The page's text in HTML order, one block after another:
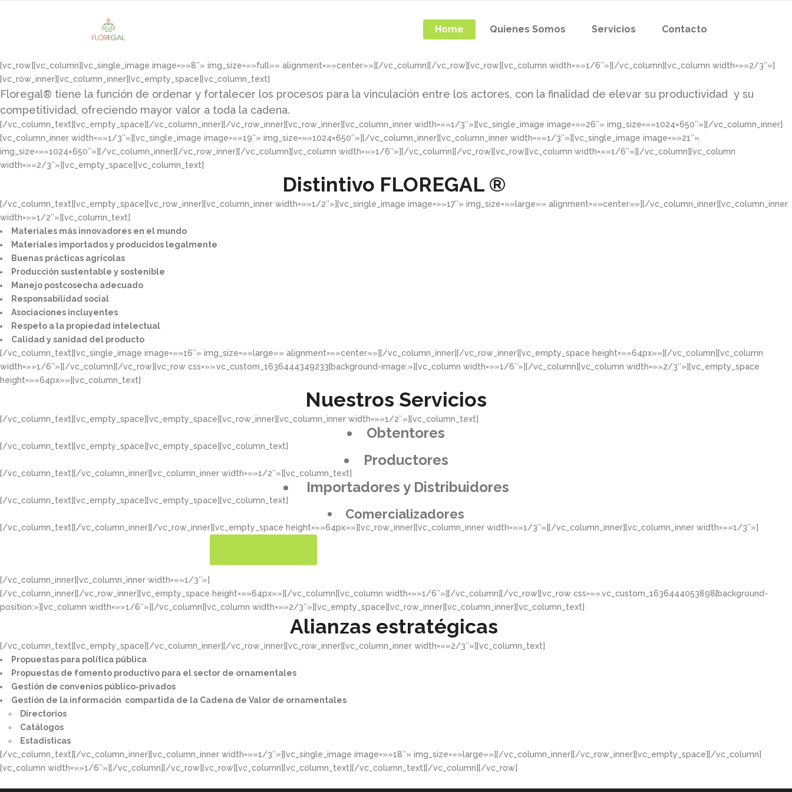
Home Quienes Somos Servicios Contacto
[vc_row][vc_column][vc_single_image image=»»8″» img_size=»»full»» alignment=»»center»»][/vc_column][/vc_row][vc_row][vc_column width=»»1/6″»][/vc_column][vc_column width=»»2/3″»]
[vc_row_inner][vc_column_inner][vc_empty_space][vc_column_text]
Floregal® tiene la función de ordenar y fortalecer los procesos para la vinculación entre los actores, con la finalidad de elevar su productividad y su
competitividad, ofreciendo mayor valor a toda la cadena.
[/vc_column_text][vc_empty_space][/vc_column_inner][/vc_row_inner][vc_row_inner][vc_column_inner width=»»1/3″»][vc_single_image image=»»26″» img_size=»»1024×650″»][/vc_column_inner]
[vc_column_inner width=»»1/3″»][vc_single_image image=»»19″» img_size=»»1024×650″»][/vc_column_inner][vc_column_inner width=»»1/3″»][vc_single_image image=»»21″»
img_size=»»1024×650″»][/vc_column_inner][/vc_row_inner][/vc_column][vc_column width=»»1/6″»][/vc_column][/vc_row][vc_row][vc_column width=»»1/6″»][/vc_column][vc_column
width=»»2/3″»][vc_empty_space][vc_column_text]
Distintivo FLOREGAL ®
[/vc_column_text][vc_empty_space][vc_row_inner][vc_column_inner width=»»1/2″»][vc_single_image image=»»17″» img_size=»»large»» alignment=»»center»»][/vc_column_inner][vc_column_inner
width=»»1/2″»][vc_column_text]
Materiales más innovadores en el mundo​
Materiales importados y producidos legalmente​
Buenas prácticas agrícolas​
Producción sustentable y sostenible​
Manejo postcosecha adecuado​
Responsabilidad social​
Asociaciones incluyentes​
Respeto a la propiedad intelectual​​
Calidad y sanidad del producto​
[/vc_column_text][vc_single_image image=»»16″» img_size=»»large»» alignment=»»center»»][/vc_column_inner][/vc_row_inner][vc_empty_space height=»»64px»»][/vc_column][vc_column
width=»»1/6″»][/vc_column][/vc_row][vc_row css=»».vc_custom_1636444349233{background-image:»][vc_column width=»»1/6″»][/vc_column][vc_column width=»»2/3″»][vc_empty_space
height=»»64px»»][vc_column_text]
Nuestros Servicios
[/vc_column_text][vc_empty_space][vc_empty_space][vc_row_inner][vc_column_inner width=»»1/2″»][vc_column_text]
Obtentores
[/vc_column_text][vc_empty_space][vc_empty_space][vc_column_text]
Productores
[/vc_column_text][/vc_column_inner][vc_column_inner width=»»1/2″»][vc_column_text]
Importadores y Distribuidores
[/vc_column_text][vc_empty_space][vc_empty_space][vc_column_text]
Comercializadores
[/vc_column_text][/vc_column_inner][/vc_row_inner][vc_empty_space height=»»64px»»][vc_row_inner][vc_column_inner width=»»1/3″»][/vc_column_inner][vc_column_inner width=»»1/3″»]
[/vc_column_inner][vc_column_inner width=»»1/3″»]
[/vc_column_inner][/vc_row_inner][vc_empty_space height=»»64px»»][/vc_column][vc_column width=»»1/6″»][/vc_column][/vc_row][vc_row css=»».vc_custom_1636444053898{background-
position:»][vc_column width=»»1/6″»][/vc_column][vc_column width=»»2/3″»][vc_empty_space][vc_row_inner][vc_column_inner][vc_column_text]
Alianzas estratégicas
[/vc_column_text][vc_empty_space][/vc_column_inner][/vc_row_inner][vc_row_inner][vc_column_inner width=»»2/3″»][vc_column_text]
Propuestas para política pública​
Propuestas de fomento productivo para el sector de ornamentales​
Gestión de convenios público-privados​
Gestión de la información compartida de la Cadena de Valor de ornamentales​
Directorios​
Catálogos​
Estadísticas
[/vc_column_text][/vc_column_inner][vc_column_inner width=»»1/3″»][vc_single_image image=»»18″» img_size=»»large»»][/vc_column_inner][/vc_row_inner][vc_empty_space][/vc_column]
[vc_column width=»»1/6″»][/vc_column][/vc_row][vc_row][vc_column][vc_column_text][/vc_column_text][/vc_column][/vc_row]